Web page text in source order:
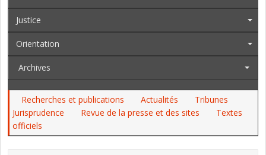
Justice
Orientation
Archives
Recherches et publications Actualités
Tribunes
Jurisprudence
Revue de la presse et des sites
Textes
officiels